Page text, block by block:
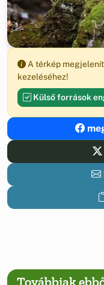
A térkép
kezeléséhez!
Külső források
Továbbiak